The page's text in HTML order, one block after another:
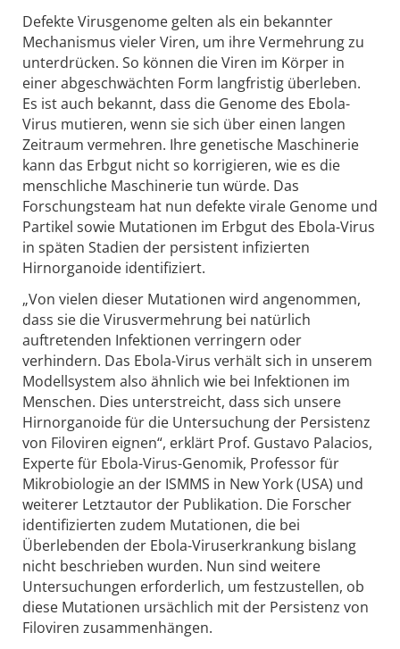
Defekte Virusgenome gelten als ein bekannter
Mechanismus vieler Viren, um ihre Vermehrung zu
unterdrücken. So können die Viren im Körper in
einer abgeschwächten Form langfristig überleben.
Es ist auch bekannt, dass die Genome des Ebola-
Virus mutieren, wenn sie sich über einen langen
Zeitraum vermehren. Ihre genetische Maschinerie
kann das Erbgut nicht so korrigieren, wie es die
menschliche Maschinerie tun würde. Das
Forschungsteam hat nun defekte virale Genome und
Partikel sowie Mutationen im Erbgut des Ebola-Virus
in späten Stadien der persistent infizierten
Hirnorganoide identifiziert.
„Von vielen dieser Mutationen wird angenommen,
dass sie die Virusvermehrung bei natürlich
auftretenden Infektionen verringern oder
verhindern. Das Ebola-Virus verhält sich in unserem
Modellsystem also ähnlich wie bei Infektionen im
Menschen. Dies unterstreicht, dass sich unsere
Hirnorganoide für die Untersuchung der Persistenz
von Filoviren eignen“, erklärt Prof. Gustavo Palacios,
Experte für Ebola-Virus-Genomik, Professor für
Mikrobiologie an der ISMMS in New York (USA) und
weiterer Letztautor der Publikation. Die Forscher
identifizierten zudem Mutationen, die bei
Überlebenden der Ebola-Viruserkrankung bislang
nicht beschrieben wurden. Nun sind weitere
Untersuchungen erforderlich, um festzustellen, ob
diese Mutationen ursächlich mit der Persistenz von
Filoviren zusammenhängen.